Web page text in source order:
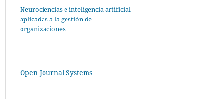
Neurociencias e inteligencia artificial
aplicadas a la gestión de
organizaciones
Open Journal Systems